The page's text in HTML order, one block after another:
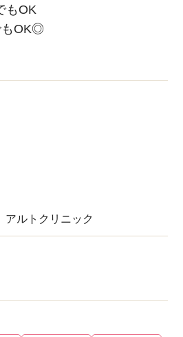
もOK
もOK◎
ルトクリニック